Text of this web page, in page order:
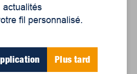
dans la presse
féminin : en mouvement,
actualités
fil personnalisé.
Plus tard